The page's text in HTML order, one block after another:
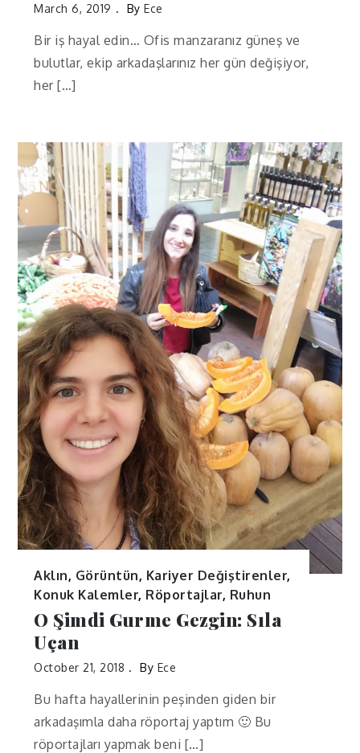
March 6, 2019 ByEce
Bir iş hayal edin… Ofis manzaranız güneş ve
bulutlar, ekip arkadaşlarınız her gün değişiyor,
her […]
Aklın, Görüntün, Kariyer Değiştirenler,
Konuk Kalemler, Röportajlar, Ruhun
O Şimdi Gurme Gezgin: Sıla
Uçan
October 21, 2018 By Ece
Bu hafta hayallerinin peşinden giden bir
arkadaşımla daha röportaj yaptım 🙂 Bu
röportajları yapmak beni […]